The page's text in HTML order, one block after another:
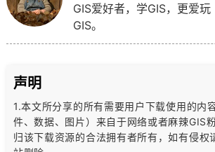
GIS爱好者，学GIS，更爱玩
GIS。
声明
1.本文所分享的所有需要用户下载使用的内
件、数据、图片） 来自于网络或者麻辣GIS
归该下载资源的合法拥有者所有，如有侵权